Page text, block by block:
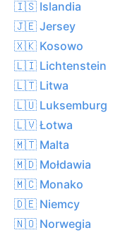
🇮🇸 Islandia
🇯🇪 Jersey
🇽🇰 Kosowo
🇱🇮 Lichtenstein
🇱🇹 Litwa
🇱🇺 Luksemburg
🇱🇻 Łotwa
🇲🇹 Malta
🇲🇩 Mołdawia
🇲🇨 Monako
🇩🇪 Niemcy
🇳🇴 Norwegia